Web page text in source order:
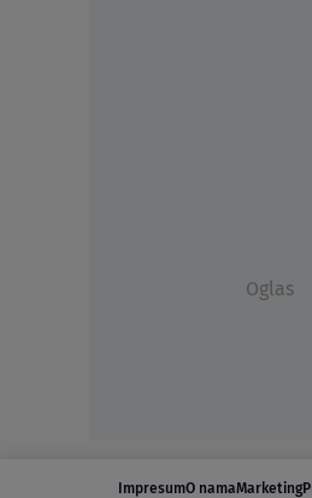
Oglas
ImpresumO namaMarketing